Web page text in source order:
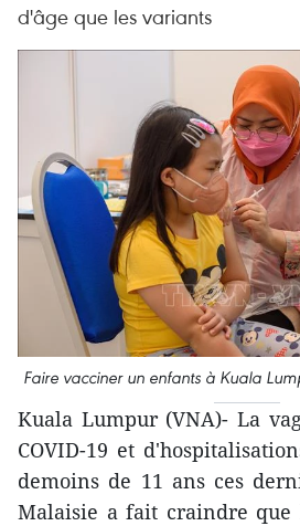
d'âge que les variants
Faire vacciner un enfants à Kuala
Kuala Lumpur (VNA)- La
COVID-19 et
demoins de 11 ans ces
Malaisie a fait craindre que